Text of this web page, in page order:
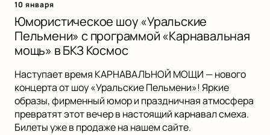
10 января
Юмористическое шоу «Уральские
Пельмени» с программой «Карнавальная
мощь» в БКЗ Космос
Наступает время КАРНАВАЛЬНОЙ МОЩИ — нового
концерта от шоу «Уральские Пельмени»! Яркие
образы, фирменный юмор и праздничная атмосфера
превратят этот вечер в настоящий карнавал смеха.
Билеты уже в продаже на нашем сайте.